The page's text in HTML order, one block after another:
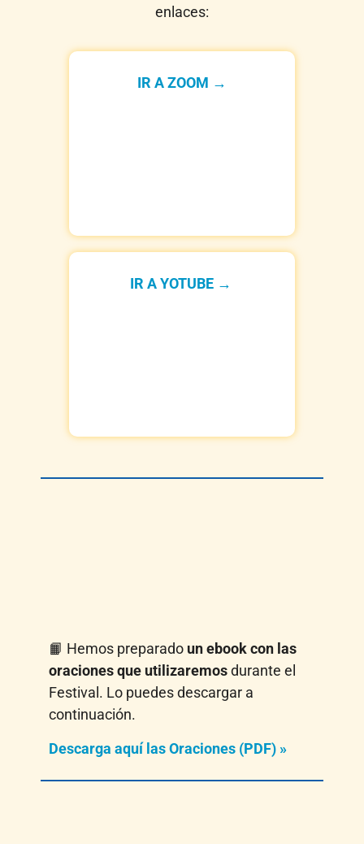
enlaces:
IR A ZOOM →
IR A YOTUBE →
📙 Hemos preparado un ebook con las
oraciones que utilizaremosdurante el
Festival. Lo puedes descargar a
continuación.
Descarga aquí las Oraciones (PDF) »